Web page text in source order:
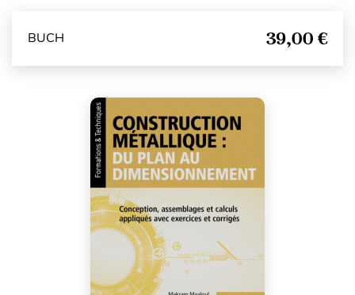
BUCH 39,00 €